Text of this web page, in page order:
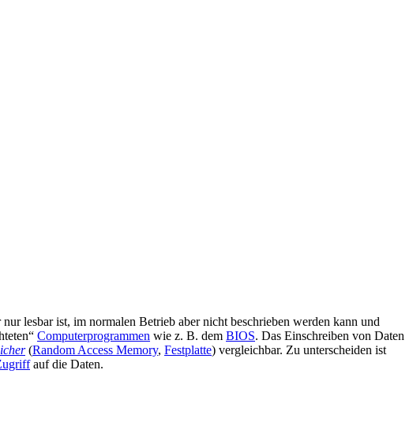
nur lesbar ist, im normalen Betrieb aber nicht beschrieben werden kann und
Computerprogrammen wie z. B. dem BIOS. Das Einschreiben von Daten
(Random Access Memory, Festplatte) vergleichbar. Zu unterscheiden ist
auf die Daten.